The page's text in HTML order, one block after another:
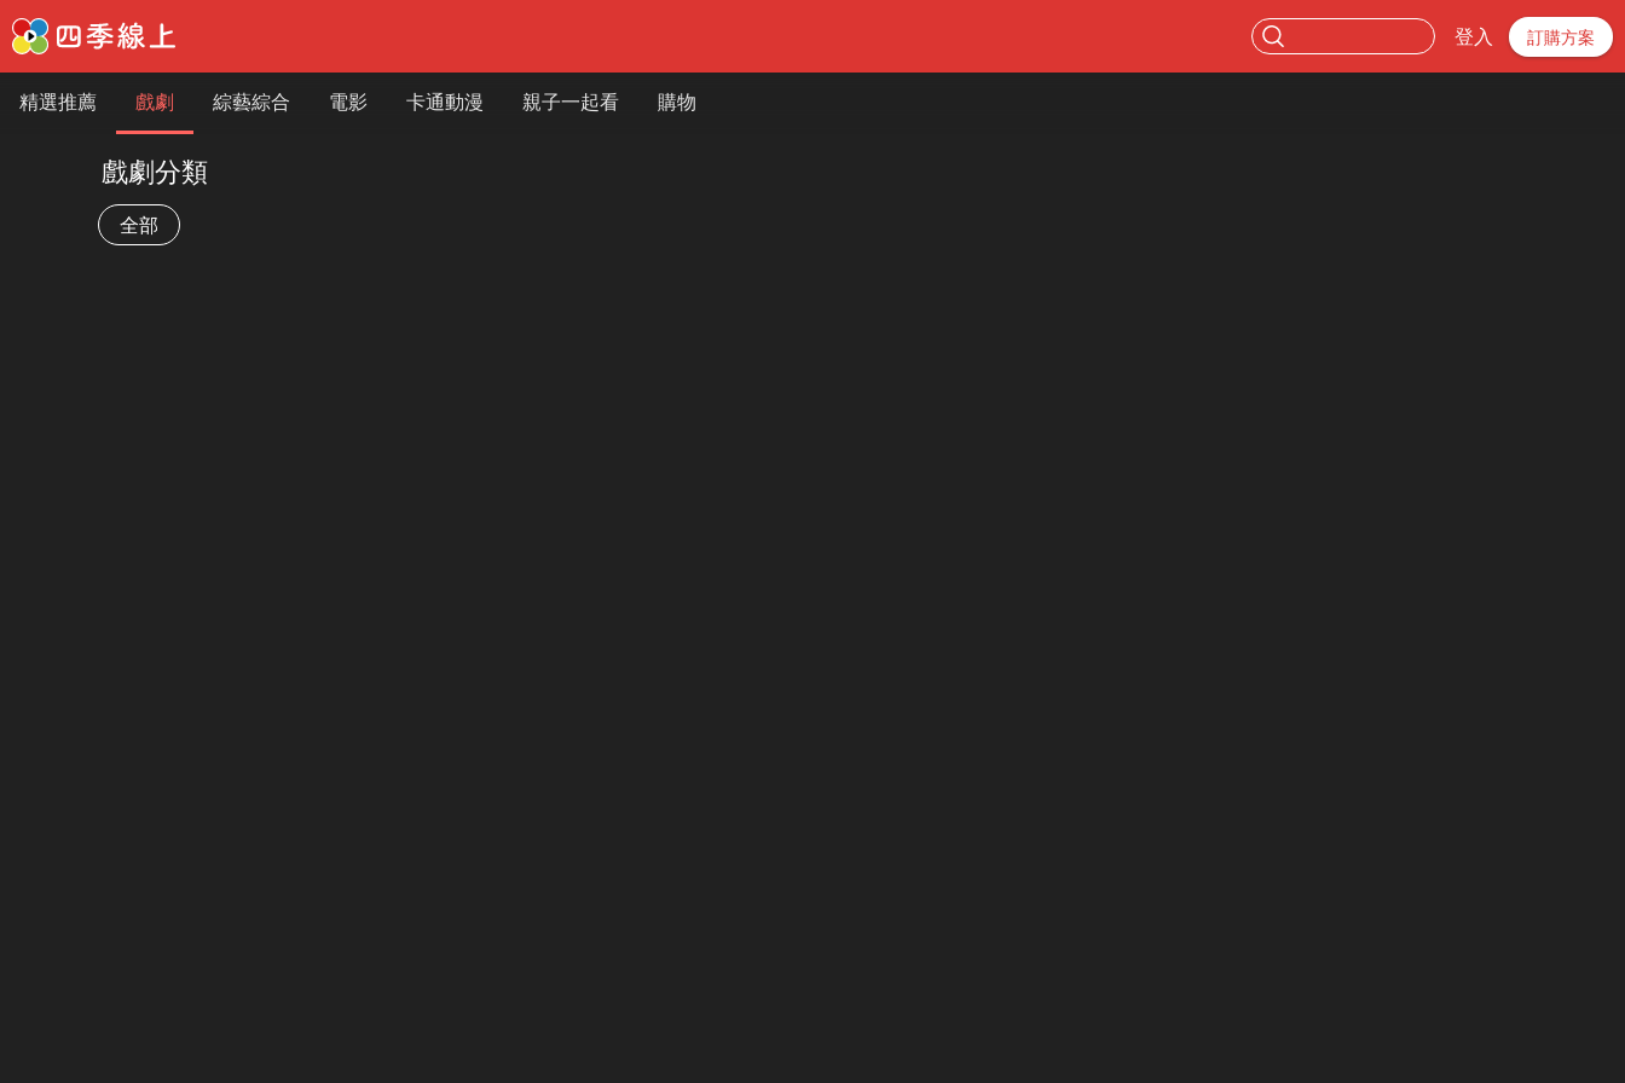
登入 訂購方案
精選推薦 戲劇 綜藝綜合 電影 卡通動漫 親子一起看 購物
戲劇分類
全部